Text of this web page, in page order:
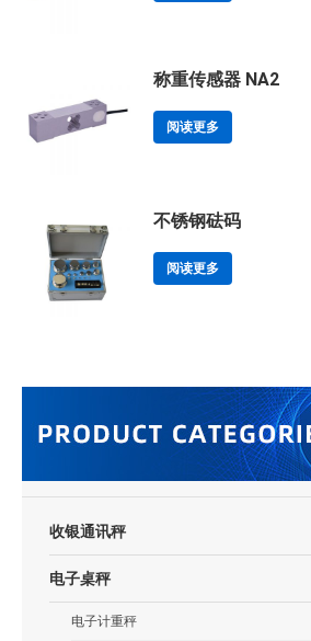
称重传感器 NA2
阅读更多
不锈钢砝码
阅读更多
收银通讯秤
电子桌秤
电子计重秤